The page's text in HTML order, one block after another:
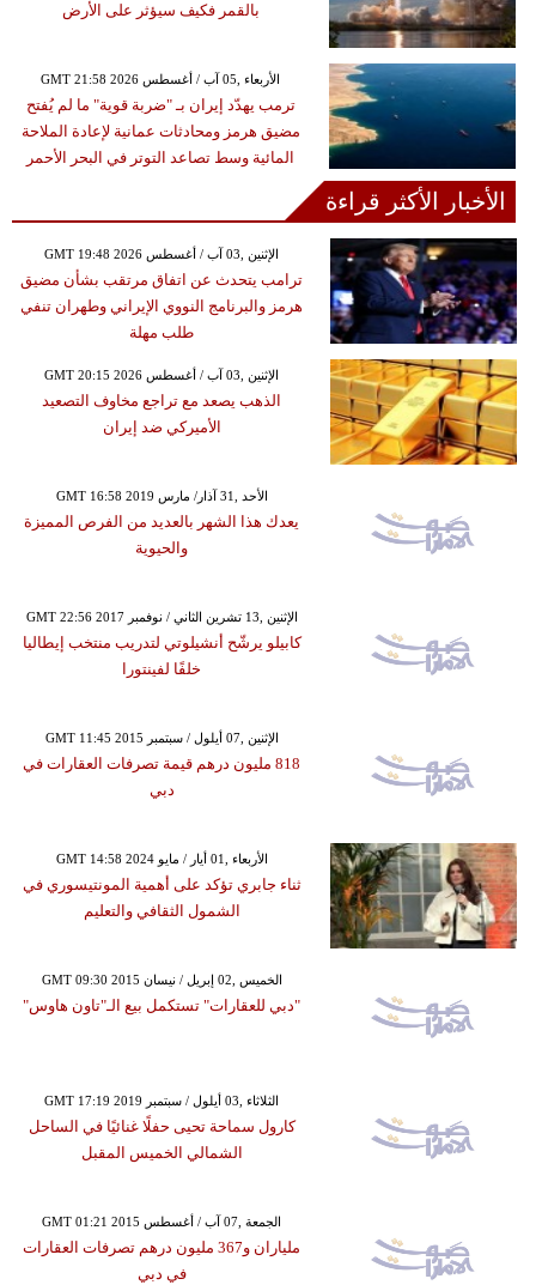
بالقمر فكيف سيؤثر على الأرض
GMT 21:58 2026 الأربعاء ,05 آب / أغسطس
ترمب يهدّد إيران بـ "ضربة قوية" ما لم يُفتح
مضيق هرمز ومحادثات عمانية لإعادة الملاحة
المائية وسط تصاعد التوتر في البحر الأحمر
الأخبار الأكثر قراءة
GMT 19:48 2026 الإثنين ,03 آب / أغسطس
ترامب يتحدث عن اتفاق مرتقب بشأن مضيق
هرمز والبرنامج النووي الإيراني وطهران تنفي
طلب مهلة
GMT 20:15 2026 الإثنين ,03 آب / أغسطس
الذهب يصعد مع تراجع مخاوف التصعيد
الأميركي ضد إيران
GMT 16:58 2019 الأحد ,31 آذار/ مارس
يعدك هذا الشهر بالعديد من الفرص المميزة
والحيوية
GMT 22:56 2017 الإثنين ,13 تشرين الثاني / نوفمبر
كابيلو يرشّح أنشيلوتي لتدريب منتخب إيطاليا
خلفًا لفينتورا
GMT 11:45 2015 الإثنين ,07 أيلول / سبتمبر
818 مليون درهم قيمة تصرفات العقارات في
دبي
GMT 14:58 2024 الأربعاء ,01 أيار / مايو
ثناء جابري تؤكد على أهمية المونتيسوري في
الشمول الثقافي والتعليم
GMT 09:30 2015 الخميس ,02 إبريل / نيسان
"دبي للعقارات" تستكمل بيع الـ"تاون هاوس"
GMT 17:19 2019 الثلاثاء ,03 أيلول / سبتمبر
كارول سماحة تحيى حفلًا غنائيًا في الساحل
الشمالي الخميس المقبل
GMT 01:21 2015 الجمعة ,07 آب / أغسطس
ملياران و367 مليون درهم تصرفات العقارات
في دبي